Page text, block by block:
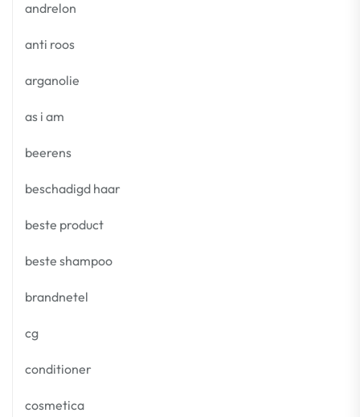
andrelon
anti roos
arganolie
as i am
beerens
beschadigd haar
beste product
beste shampoo
brandnetel
cg
conditioner
cosmetica